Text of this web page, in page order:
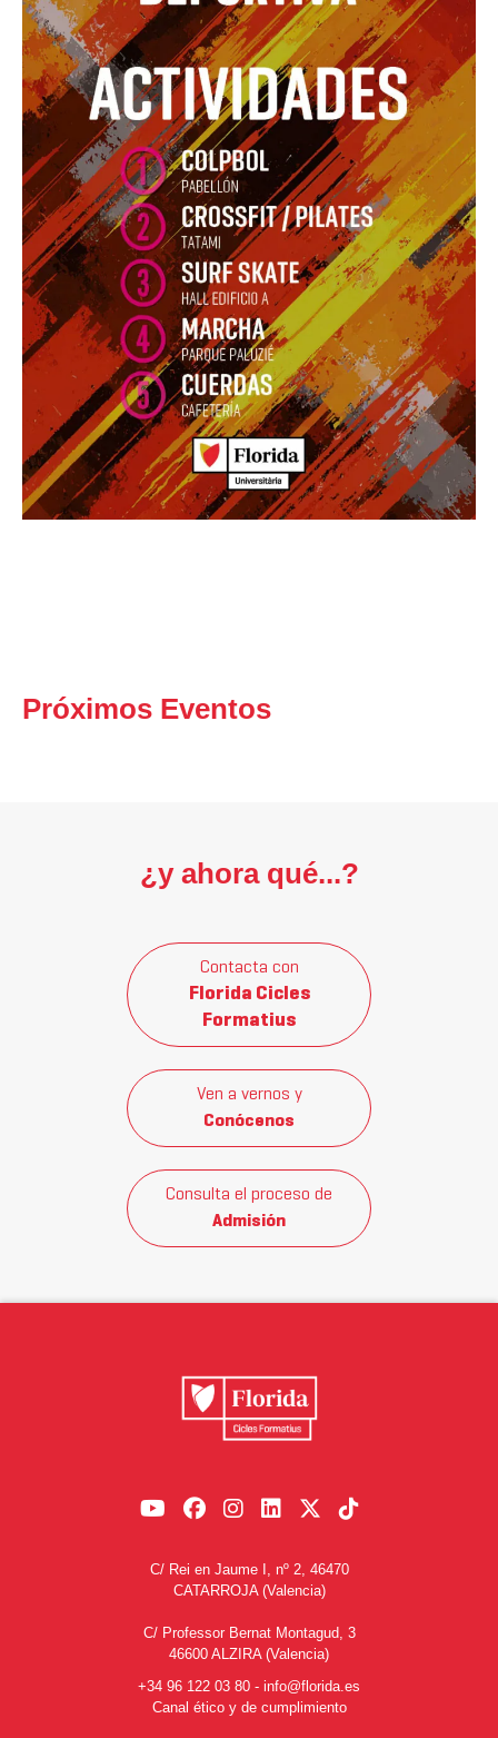
Próximos Eventos
¿y ahora qué...?
Contacta con
Florida Cicles
Formatius
Ven a vernos y
Conócenos
Consulta el proceso de
Admisión
C/ Rei en Jaume I, nº 2, 46470
CATARROJA (Valencia)
C/ Professor Bernat Montagud, 3
46600 ALZIRA (Valencia)
+34 96 122 03 80 - info@florida.es
Canal ético y de cumplimiento